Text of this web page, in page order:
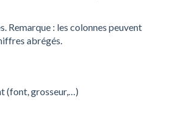
Remarque : les colonnes peuvent
abrégés.
(font, grosseur,…)